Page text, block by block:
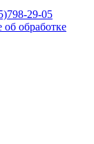
29-05
обработке